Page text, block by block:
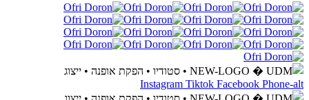
Instagram Tiktok Facebook Phone-alt